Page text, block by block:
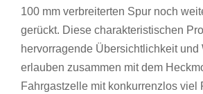
100 mm verbreiterten Spur noch
gerückt. Diese charakteristischen
hervorragende Übersichtlichkeit und
erlauben zusammen mit dem
Fahrgastzelle mit konkurrenzlos viel